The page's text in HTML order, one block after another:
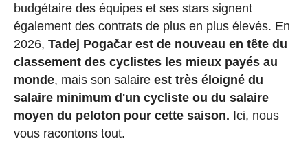
budgétaire des équipes et ses stars signent
également des contrats de plus en plus élevés. En
2026, Tadej Pogačar est de nouveau en tête du
classement des cyclistes les mieux payés au
monde, mais son salaire est très éloigné du
salaire minimum d'un cycliste ou du salaire
moyen du peloton pour cette saison. Ici, nous
vous racontons tout.